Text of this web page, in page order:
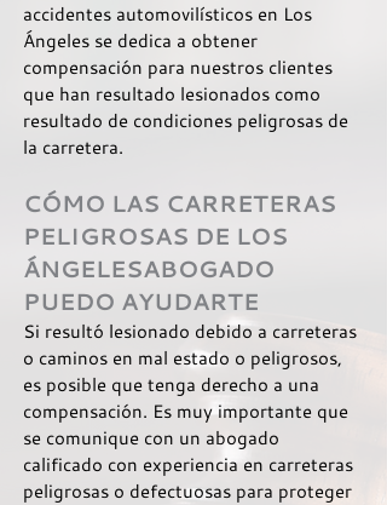
accidentes automovilísticos en Los
Ángeles se dedica a obtener
compensación para nuestros clientes
que han resultado lesionados como
resultado de condiciones peligrosas de
la carretera.
CÓMO LAS CARRETERAS
PELIGROSAS DE LOS
ÁNGELESABOGADO
PUEDO AYUDARTE
Si resultó lesionado debido a carreteras
o caminos en mal estado o peligrosos,
es posible que tenga derecho a una
compensación. Es muy importante que
se comunique con un abogado
calificado con experiencia en carreteras
peligrosas o defectuosas para proteger